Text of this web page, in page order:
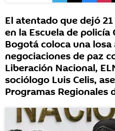
El atentado que dejó
en la Escuela de
Bogotá coloca una
negociaciones de paz
Liberación Nacional,
sociólogo Luis Celis,
Programas Regionales